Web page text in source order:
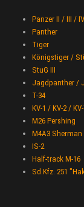
Panzer II / III / IV
Panther
Tiger
Königstiger /
StuG III
Jagdpanther /
T-34
KV-1 / KV-2 /
M26 Pershing
M4A3 Sherman
IS-2
Half-track M-16
Sd.Kfz. 251